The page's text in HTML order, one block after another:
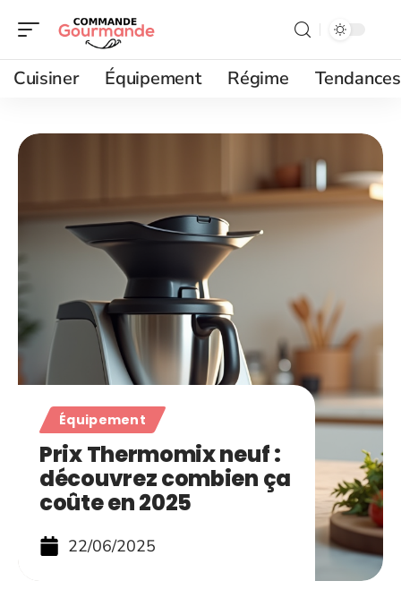
Cuisiner Équipement Régime Tendances
Équipement
Prix Thermomix neuf :
découvrez combien ça
coûte en 2025
22/06/2025